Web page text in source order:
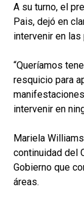
A su turno, el
Pais, dejó en
intervenir en
“Queríamos
resquicio para
intervenir en
Mariela
continuidad del
Gobierno que
áreas.